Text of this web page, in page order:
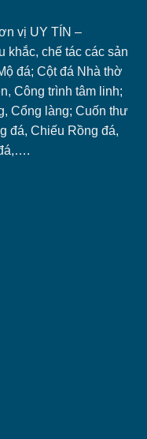
vị UY TÍN –
khắc, chế tác các sản
đá; Cột đá Nhà thờ
Công trình tâm linh;
Cổng làng; Cuốn thư
đá, Chiếu Rồng đá,